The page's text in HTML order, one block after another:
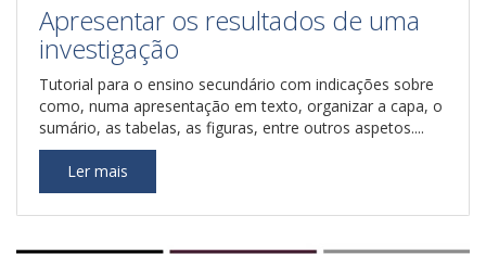
Apresentar os resultados de uma
investigação
Tutorial para o ensino secundário com indicações sobre
como, numa apresentação em texto, organizar a capa, o
sumário, as tabelas, as figuras, entre outros aspetos....
Ler mais